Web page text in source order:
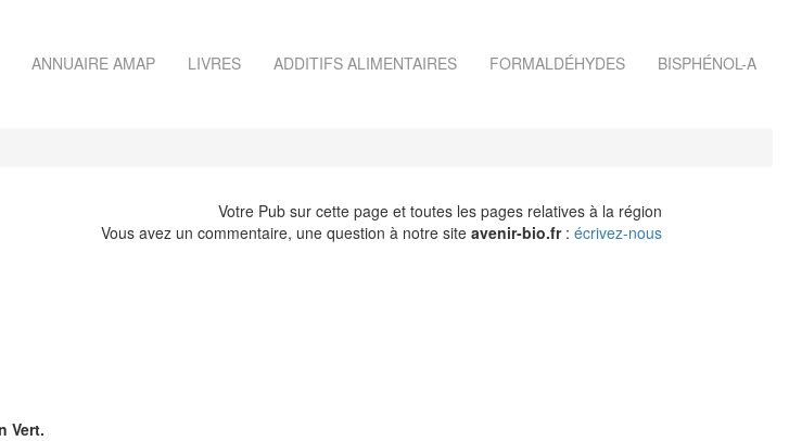
ANNUAIRE AMAP LIVRES ADDITIFS ALIMENTAIRES FORMALDÉHYDES BISPHÉNOL-A
Votre Pub sur cette page et toutes les pages relatives à la région
Vous avez un commentaire, une question à notre site avenir-bio.fr: écrivez-nous
Vert.